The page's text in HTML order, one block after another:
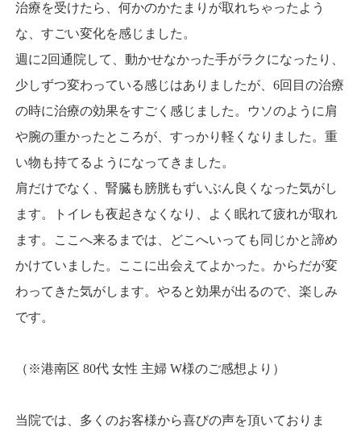
治療を受けたら、何かのかたまりが取れちゃったよう
な、すごい変化を感じました。
週に2回通院して、動かせなかった手がラクになったり、
少しずつ変わっている感じはありましたが、6回目の治療
の時に治療の効果をすごく感じました。ウソのように肩
や腕の重かったところが、すっかり軽くなりました。重
い物も持てるようになってきました。
肩だけでなく、腎臓も膀胱もずいぶん良くなった気がし
ます。トイレも夜起きなくなり、よく眠れて疲れが取れ
ます。ここへ来るまでは、どこへいっても同じかと諦め
かけていました。ここに出会えてよかった。からだが変
わってきた気がします。やると効果が出るので、楽しみ
です。
（※港南区 80代 女性 主婦 W様のご感想より）
当院では、多くのお客様から喜びの声を頂いておりま